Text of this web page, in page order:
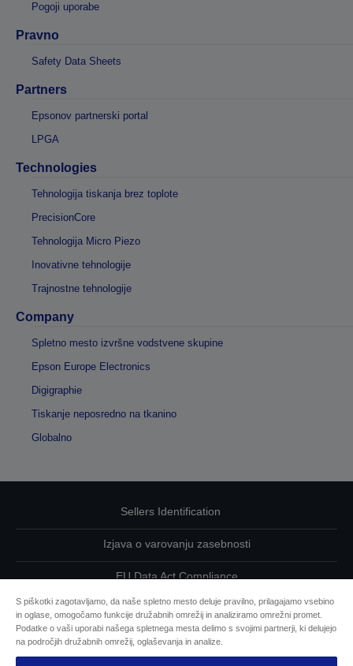
Pogoji uporabe
Pravno
Safety Data Sheets
Partners
Epsonov partnerski portal
LPGA
Technologies
Tehnologija tiskanja brez toplote
PrecisionCore
Tehnologija Micro Piezo
Inovativne tehnologije
Trajnostne tehnologije
Company
Spletno mesto izvršne vodstvene skupine
Epson Europe Electronics
Digigraphie
Tiskanje neposredno na tkanino
Globalno
Sellers Identification
Izjava o varovanju zasebnosti
EU Data Act Compliance
Kontaktirajte nas glede svojih podatkov
Informacije o piškotkih
S piškotki zagotavljamo, da naše spletno mesto deluje pravilno, prilagajamo vsebino
in oglase, omogočamo funkcije družabnih omrežij in analiziramo omrežni promet.
Podatke o vaši uporabi našega spletnega mesta delimo s svojimi partnerji, ki delujejo
na področjih družabnih omrežij, oglaševanja in analize.